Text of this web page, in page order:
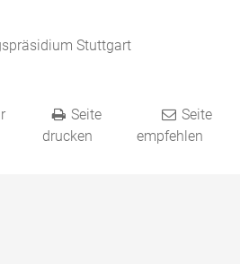
Stuttgart
Seite
drucken
Seite
empfehlen